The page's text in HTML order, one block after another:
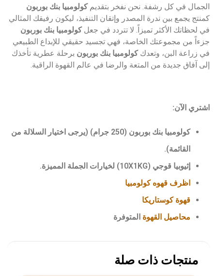
الجمال في كل رشفة. نحن نفخر بتقديمكولومبيا بنك بوربون
كمنتج يجمع بين ندرة المصدر وإتقان التنفيذ، ليكون رفيقك المثالي
في لحظاتك الأكثر تميزاً. لا تتردد في جعلكولومبيا بنك بوربون
جزءاً من مجموعتك الخاصة، فهي تجسيد حقيقي للإبداع الطبيعي
في زراعة البن، وتعدككولومبيا بنك بوربون برحلة عطرية تأخذك
إلى آفاق جديدة من المتعة والرضا في عالم القهوة الراقية.
اشتري الآن:
كولومبيا بنك بوربون (250 جرام)
(يرجى اختيار السلالة من
القائمة).
إثيوبيا قوجي (10X1KG)
لخيارات الجملة المميزة.
اظرف قهوه كولومبيا
قهوة كوستاريكا
محاصيل القهوة المتوفرة
منتجات ذات صلة